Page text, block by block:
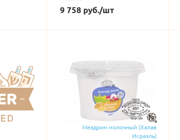
9 758 руб./шт
Меадрин молочный (Халав
Исраэль)